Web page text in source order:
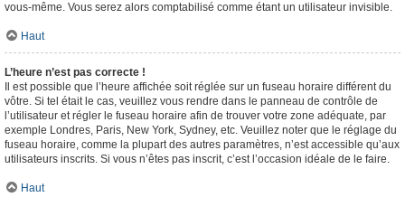
vous-même. Vous serez alors comptabilisé comme étant un utilisateur invisible.
Haut
L’heure n’est pas correcte !
Il est possible que l’heure affichée soit réglée sur un fuseau horaire différent du
vôtre. Si tel était le cas, veuillez vous rendre dans le panneau de contrôle de
l’utilisateur et régler le fuseau horaire afin de trouver votre zone adéquate, par
exemple Londres, Paris, New York, Sydney, etc. Veuillez noter que le réglage du
fuseau horaire, comme la plupart des autres paramètres, n’est accessible qu’aux
utilisateurs inscrits. Si vous n’êtes pas inscrit, c’est l’occasion idéale de le faire.
Haut